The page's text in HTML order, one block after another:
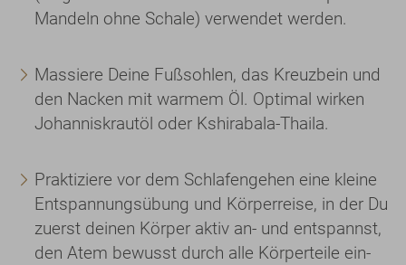
Mandeln ohne Schale) verwendet werden.
Massiere Deine Fußsohlen, das Kreuzbein und
den Nacken mit warmem Öl. Optimal wirken
Johanniskrautöl oder Kshirabala-Thaila.
Praktiziere vor dem Schlafengehen eine kleine
Entspannungsübung und Körperreise, in der Du
zuerst deinen Körper aktiv an- und entspannst,
den Atem bewusst durch alle Körperteile ein-